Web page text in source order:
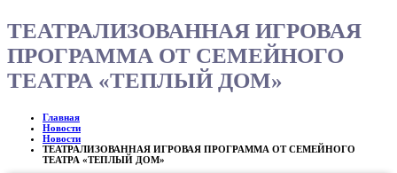
ТЕАТРАЛИЗОВАННАЯ ИГРОВАЯ
ПРОГРАММА ОТ СЕМЕЙНОГО
ТЕАТРА «ТЕПЛЫЙ ДОМ»
Главная
Новости
Новости
ТЕАТРАЛИЗОВАННАЯ ИГРОВАЯ ПРОГРАММА ОТ СЕМЕЙНОГО
ТЕАТРА «ТЕПЛЫЙ ДОМ»